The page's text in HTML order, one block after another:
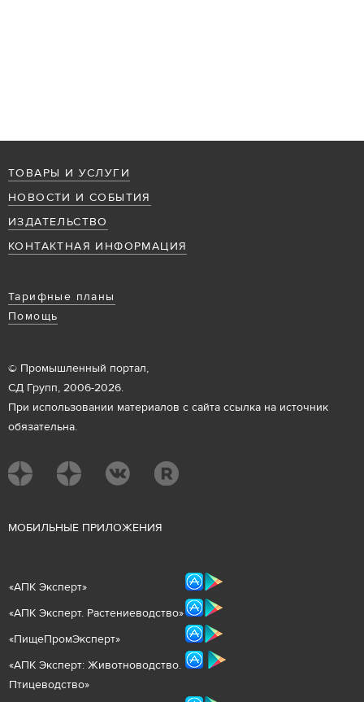
ТОВАРЫ И УСЛУГИ
НОВОСТИ И СОБЫТИЯ
ИЗДАТЕЛЬСТВО
КОНТАКТНАЯ ИНФОРМАЦИЯ
Тарифные планы
Помощь
© Промышленный портал,
СД Групп, 2006-2026.
При использовании материалов с сайта ссылка на источник
обязательна.
МОБИЛЬНЫЕ ПРИЛОЖЕНИЯ
«АПК Эксперт»
«АПК Эксперт. Растениеводство»
«ПищеПромЭксперт»
«АПК Эксперт: Животноводство.
Птицеводство»